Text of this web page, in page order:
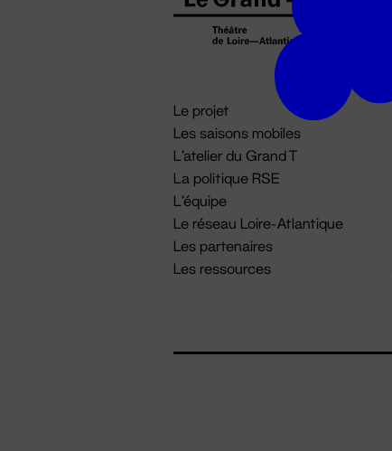
Le projet
Les saisons mobiles
L'atelier du Grand T
La politique RSE
L'équipe
Le réseau Loire-Atlantique
Les partenaires
Les ressources